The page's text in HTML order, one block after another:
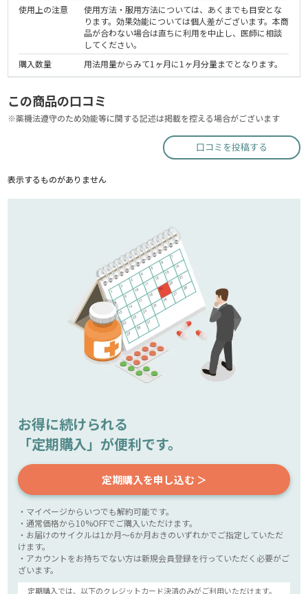
使用上の注意
使用方法・服用方法については、あくまでも目安とな
ります。効果効能については個人差がございます。本商
品が合わない場合は直ちに利用を中止し、医師に相談
してください。
購入数量
用法用量からみて1ヶ月に1ヶ月分量までとなります。
この商品の口コミ
※薬機法遵守のため効能等に関する記述は掲載を控える場合がございます
口コミを投稿する
表示するものがありません
お得に続けられる
「定期購入」が便利です。
定期購入を申し込む ＞
・マイページからいつでも解約可能です。
・通常価格から10%OFFでご購入いただけます。
・お届けのサイクルは1か月～6か月おきのいずれかでご指定していただ
けます。
・アカウントをお持ちでない方は新規会員登録を行っていただく必要がご
ざいます。
定期購入では、以下のクレジットカード決済のみがご利用いただけます。